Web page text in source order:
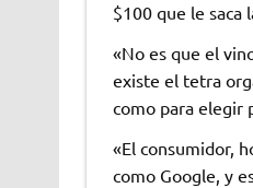
$100 que le saca
«No es que el
existe el tetra
como para elegir
«El consumidor,
como Google, y